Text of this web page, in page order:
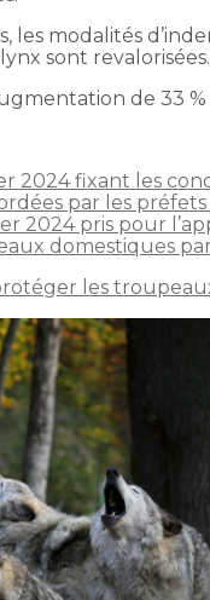
les modalités
sont revalorisées.
de 33 %
2024 fixant les
par les
2024 pris pour
domestiques
les